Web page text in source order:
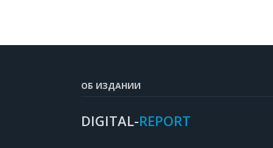
ОБ ИЗДАНИИ
DIGITAL-REPORT